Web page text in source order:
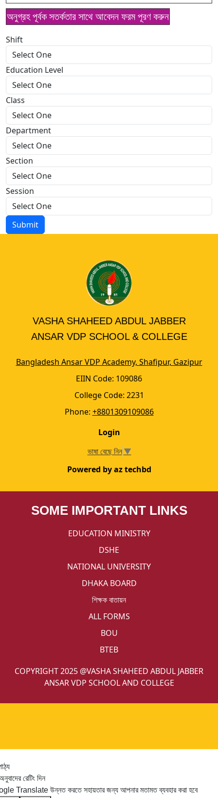
অনুগ্রহ পূর্বক সতর্কতার সাথে আবেদন ফরম পূরণ করুন
Shift
Education Level
Class
Department
Section
Session
Submit
VASHA SHAHEED ABDUL JABBER
ANSAR VDP SCHOOL & COLLEGE
Bangladesh Ansar VDP Academy, Shafipur, Gazipur
EIIN Code: 109086
College Code: 2231
Phone: +8801309109086
Login
ভাষা বেছে নিন ▼
Powered by az techbd
SOME IMPORTANT LINKS
EDUCATION MINISTRY
DSHE
NATIONAL UNIVERSITY
DHAKA BOARD
শিক্ষক বাতায়ন
ALL FORMS
BOU
BTEB
COPYRIGHT 2025 @VASHA SHAHEED ABDUL JABBER
ANSAR VDP SCHOOL AND COLLEGE
রেটিং দিন
Translate উন্নত করতে সহায়তার জন্য আপনার মতামত ব্যবহার করা হবে